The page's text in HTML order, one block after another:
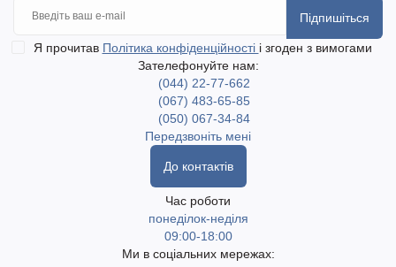
Підпишіться
Я прочитав Політика конфіденційності і згоден з вимогами
Зателефонуйте нам:
(044) 22-77-662
(067) 483-65-85
(050) 067-34-84
Передзвоніть мені
До контактів
Час роботи
понеділок-неділя
09:00-18:00
Ми в соціальних мережах: